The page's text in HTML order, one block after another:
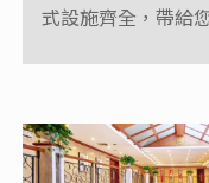
式設施齊全，帶給